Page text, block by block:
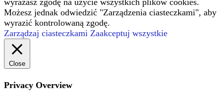
Możesz jednak odwiedzić "Zarządzenia ciasteczkami", aby
wyrazić kontrolowaną zgodę.
Zarządzaj ciasteczkami Zaakceptuj wszystkie
Close
Privacy Overview